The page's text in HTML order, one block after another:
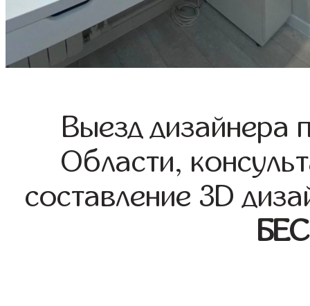
Выезд дизайнера
Области,
составление 3D